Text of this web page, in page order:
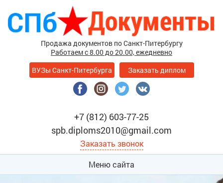
Продажа документов по Санкт-Питербургу
Работаем с 8.00 до 20.00, ежедневно
ВУЗы Санкт-Питербурга
Заказать диплом
+7 (812) 603-77-25
spb.diploms2010@gmail.com
Заказать звонок
Меню сайта